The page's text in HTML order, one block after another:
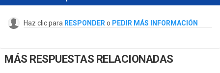
Haz clic para RESPONDER o PEDIR MÁS INFORMACIÓN
MÁS RESPUESTAS RELACIONADAS